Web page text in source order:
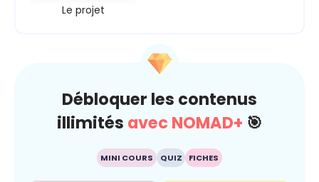
Le projet
Débloquer les contenus
illimités avec NOMAD+ 🎯
MINI COURS QUIZ FICHES